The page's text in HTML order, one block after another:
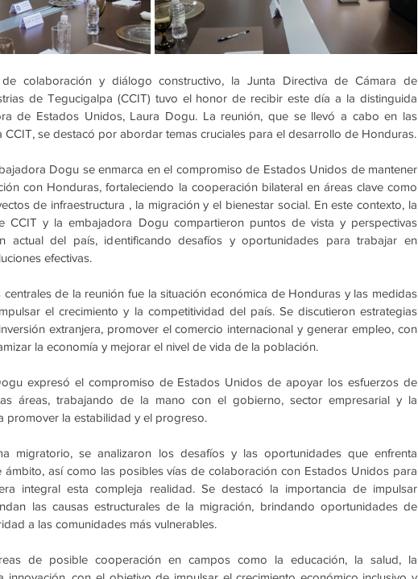
colaboración y diálogo constructivo, la Junta Directiva de Cámara de
de Tegucigalpa (CCIT) tuvo el honor de recibir este día a la distinguida
de Estados Unidos, Laura Dogu. La reunión, que se llevó a cabo en las
CCIT, se destacó por abordar temas cruciales para el desarrollo de Honduras.
Dogu se enmarca en el compromiso de Estados Unidos de mantener
con Honduras, fortaleciendo la cooperación bilateral en áreas clave como
de infraestructura , la migración y el bienestar social. En este contexto, la
CCIT y la embajadora Dogu compartieron puntos de vista y perspectivas
actual del país, identificando desafíos y oportunidades para trabajar en
efectivas.
de la reunión fue la situación económica de Honduras y las medidas
el crecimiento y la competitividad del país. Se discutieron estrategias
extranjera, promover el comercio internacional y generar empleo, con
la economía y mejorar el nivel de vida de la población.
expresó el compromiso de Estados Unidos de apoyar los esfuerzos de
áreas, trabajando de la mano con el gobierno, sector empresarial y la
promover la estabilidad y el progreso.
migratorio, se analizaron los desafíos y las oportunidades que enfrenta
ámbito, así como las posibles vías de colaboración con Estados Unidos para
integral esta compleja realidad. Se destacó la importancia de impulsar
las causas estructurales de la migración, brindando oportunidades de
a las comunidades más vulnerables.
de posible cooperación en campos como la educación, la salud, la